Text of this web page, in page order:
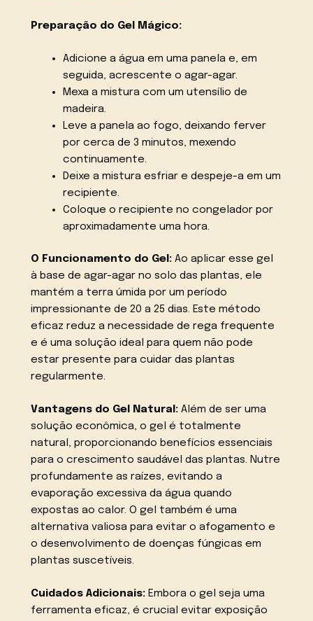
Preparação do Gel Mágico:
Adicione a água em uma panela e, em
seguida, acrescente o agar-agar.
Mexa a mistura com um utensílio de
madeira.
Leve a panela ao fogo, deixando ferver
por cerca de 3 minutos, mexendo
continuamente.
Deixe a mistura esfriar e despeje-a em um
recipiente.
Coloque o recipiente no congelador por
aproximadamente uma hora.
O Funcionamento do Gel: Ao aplicar esse gel
à base de agar-agar no solo das plantas, ele
mantém a terra úmida por um período
impressionante de 20 a 25 dias. Este método
eficaz reduz a necessidade de rega frequente
e é uma solução ideal para quem não pode
estar presente para cuidar das plantas
regularmente.
Vantagens do Gel Natural: Além de ser uma
solução econômica, o gel é totalmente
natural, proporcionando benefícios essenciais
para o crescimento saudável das plantas. Nutre
profundamente as raízes, evitando a
evaporação excessiva da água quando
expostas ao calor. O gel também é uma
alternativa valiosa para evitar o afogamento e
o desenvolvimento de doenças fúngicas em
plantas suscetíveis.
Cuidados Adicionais: Embora o gel seja uma
ferramenta eficaz, é crucial evitar exposição